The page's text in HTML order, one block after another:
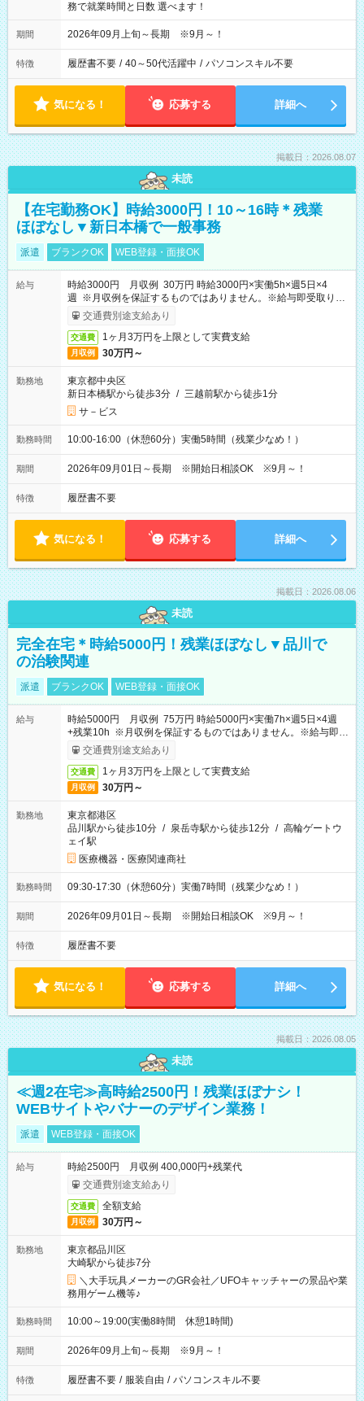
務で就業時間と日数 選べます！
期間 2026年09月上旬～長期 ※9月～！
特徴 履歴書不要 / 40～50代活躍中 / パソコンスキル不要
気になる！ 応募する 詳細へ
掲載日：2026.08.07
未読
【在宅勤務OK】時給3000円！10～16時＊残業
ほぼなし▼新日本橋で一般事務
派遣 ブランクOK WEB登録・面接OK
給与
時給3000円 月収例 30万円 時給3000円×実働5h×週5日×4
週 ※月収例を保証するものではありません。※給与即受取りサ
ービス利用可（利用条件有）
交通費別途支給あり
交通費 1ヶ月3万円を上限として実費支給
月収例 30万円～
勤務地
東京都中央区
新日本橋駅から徒歩3分 / 三越前駅から徒歩1分
サ－ビス
勤務時間 10:00-16:00（休憩60分）実働5時間（残業少なめ！）
期間 2026年09月01日～長期 ※開始日相談OK ※9月～！
特徴 履歴書不要
気になる！ 応募する 詳細へ
掲載日：2026.08.06
未読
完全在宅＊時給5000円！残業ほぼなし▼品川で
の治験関連
派遣 ブランクOK WEB登録・面接OK
給与
時給5000円 月収例 75万円 時給5000円×実働7h×週5日×4週
+残業10h ※月収例を保証するものではありません。※給与即受
取りサービス利用可（利用条件有）
交通費別途支給あり
交通費 1ヶ月3万円を上限として実費支給
月収例 30万円～
勤務地
東京都港区
品川駅から徒歩10分 / 泉岳寺駅から徒歩12分 / 高輪ゲートウ
ェイ駅
医療機器・医療関連商社
勤務時間 09:30-17:30（休憩60分）実働7時間（残業少なめ！）
期間 2026年09月01日～長期 ※開始日相談OK ※9月～！
特徴 履歴書不要
気になる！ 応募する 詳細へ
掲載日：2026.08.05
未読
≪週2在宅≫高時給2500円！残業ほぼナシ！
WEBサイトやバナーのデザイン業務！
派遣 WEB登録・面接OK
給与
時給2500円 月収例 400,000円+残業代
交通費別途支給あり
交通費 全額支給
月収例 30万円～
勤務地
東京都品川区
大崎駅から徒歩7分
＼大手玩具メーカーのGR会社／UFOキャッチャーの景品や業
務用ゲーム機等♪
勤務時間 10:00～19:00(実働8時間 休憩1時間)
期間 2026年09月上旬～長期 ※9月～！
特徴 履歴書不要 / 服装自由 / パソコンスキル不要